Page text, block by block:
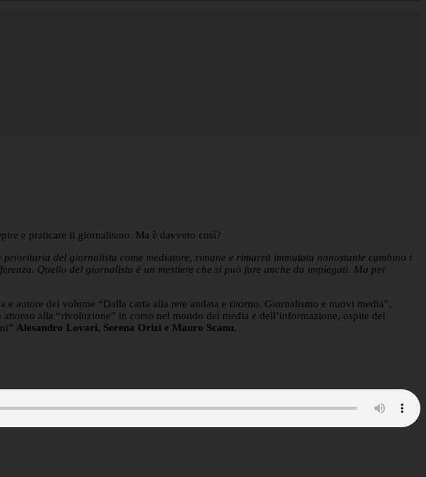
e praticare il giornalismo. Ma è davvero così?
del giornalista come mediatore, rimane e rimarrà immutata nonostante cambino i
Quello del giornalista è un mestiere che si può fare anche da impiegati. Ma per
e autore del volume “Dalla carta alla rete andata e ritorno. Giornalismo e nuovi media”,
alla “rivoluzione” in corso nel mondo dei media e dell’informazione, ospite del
Alesandro Lovari, Serena Orizi e Mauro Scanu.